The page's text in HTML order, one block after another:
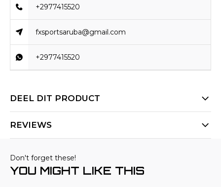
+2977415520
fxsportsaruba@gmail.com
+2977415520
DEEL DIT PRODUCT
REVIEWS
Don't forget these!
YOU MIGHT LIKE THIS